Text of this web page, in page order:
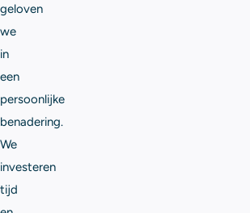
geloven
we
in
een
persoonlijke
benadering.
We
investeren
tijd